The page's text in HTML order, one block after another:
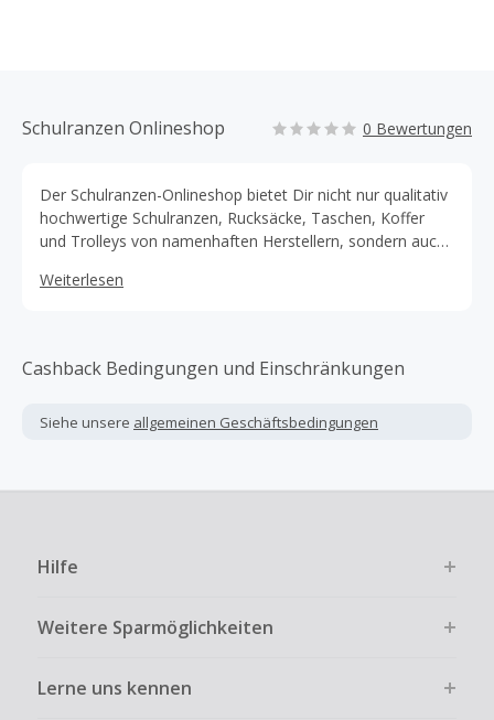
Schulranzen Onlineshop 0 Bewertungen
Der Schulranzen-Onlineshop bietet Dir nicht nur qualitativ
hochwertige Schulranzen, Rucksäcke, Taschen, Koffer
und Trolleys von namenhaften Herstellern, sondern auch
Lager (bis zu 7.500), sodass die Lieferung in der Regel
Weiterlesen
Cashback Bedingungen und Einschränkungen
Siehe unsere allgemeinen Geschäftsbedingungen
Hilfe
Weitere Sparmöglichkeiten
Lerne uns kennen